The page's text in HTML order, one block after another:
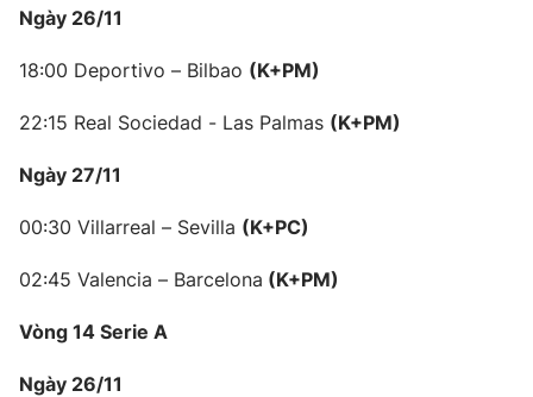
Ngày 26/11
18:00 Deportivo – Bilbao (K+PM)
22:15 Real Sociedad - Las Palmas (K+PM)
Ngày 27/11
00:30 Villarreal – Sevilla (K+PC)
02:45 Valencia – Barcelona (K+PM)
Vòng 14 Serie A
Ngày 26/11